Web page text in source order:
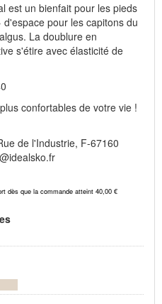
est un bienfait pour les pieds
pour les capitons du
La doublure en
s'étire avec élasticité de
confortables de votre vie !
de l'Industrie, F-67160
dès que la commande atteint 40,00 €